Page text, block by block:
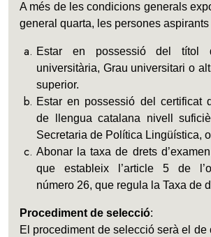
A més de les condicions generals
general quarta, les persones
Estar en possessió del títol
universitària, Grau universitari o
superior.
Estar en possessió del certificat
de llengua catalana nivell
Secretaria de Política Lingüística,
Abonar la taxa de drets
que estableix l’article 5 de
número 26, que regula la Taxa de
Procediment de selecció:
El procediment de selecció serà el de